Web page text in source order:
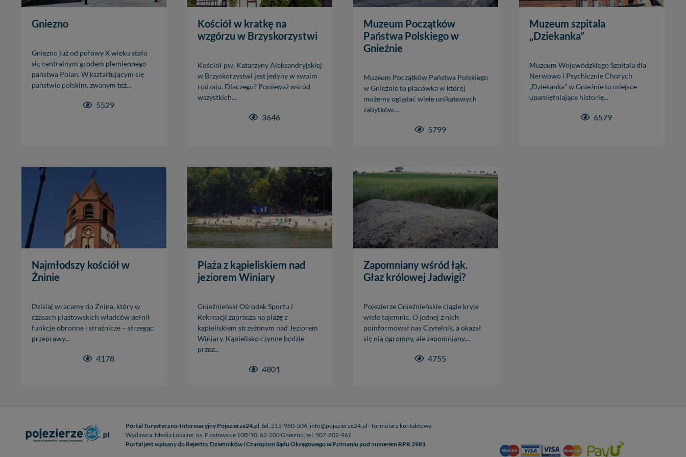
Gniezno
Gniezno już od połowy X wieku stało
się centralnym grodem plemiennego
państwa Polan. W kształtującym się
państwie polskim, zwanym też...
5529
Kościół w kratkę na
wzgórzu w Brzyskorzystwi
Kościół pw. Katarzyny Aleksandryjskiej
w Brzyskorzystwi jest jedyny w swoim
rodzaju. Dlaczego? Ponieważ wśród
wszystkich...
3646
Muzeum Początków
Państwa Polskiego w
Gnieźnie
Muzeum Początków Państwa Polskiego
w Gnieźnie to placówka w której
możemy oglądać wiele unikatowych
zabytków....
5799
Muzeum szpitala
„Dziekanka”
Muzeum Wojewódzkiego Szpitala dla
Nerwowo i Psychicznie Chorych
„Dziekanka” w Gnieźnie to miejsce
upamiętniające historię...
6579
Najmłodszy kościół w
Żninie
Dzisiaj wracamy do Żnina, który w
czasach piastowskich władców pełnił
funkcje obronne i strażnicze – strzegąc
przeprawy...
4178
Plaża z kąpieliskiem nad
jeziorem Winiary
Gnieźnieński Ośrodek Sportu i
Rekreacji zaprasza na plażę z
kąpieliskiem strzeżonym nad Jeziorem
Winiary. Kąpielisko czynne będzie
przez...
4801
Zapomniany wśród łąk.
Głaz królowej Jadwigi?
Pojezierze Gnieźnieńskie ciągle kryje
wiele tajemnic. O jednej z nich
poinformował nas Czytelnik, a okazał
się nią ogromny, ale zapomniany,...
4755
Portal Turystyczno-Informacyjny Pojezierze24.pl, tel. 515-980-504, info@pojezierze24.pl - formularz kontaktowy.
Wydawca: Media Lokalne, os. Piastowskie 10B/10, 62-200 Gniezno, tel. 507-802-962
Portal jest wpisany do Rejestru Dzienników i Czasopism Sądu Okręgowego w Poznaniu pod numerem RPR 3981
W każdej chwili możesz: zażądać dostępu do swoich danych, zażądać ich poprawienia lub usunięcia, zabronić ich
przetwarzania. Pamiętaj jednak, że nie zawsze jest możliwe techniczne zrealizowanie Twoich praw w odniesieniu do
informacji zawartych w plikach cookies. Twoja przeglądarka umożliwia Ci skasowanie tych plików - w pewnych
Dziękujemy.
Pojezierze Gnieźnieńskie - odkrywaj i wypoczywaj... Pojezierze Gnieźnieńskie - na weekend, wycieczkę, wakacje...